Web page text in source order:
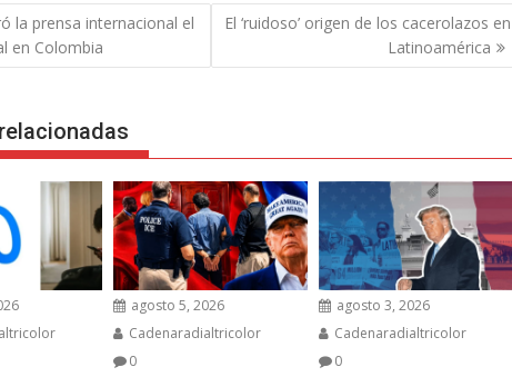
la prensa internacional el
en Colombia
El ‘ruidoso’ origen de los cacerolazos en
Latinoamérica
agosto 5, 2026
Cadenaradialtricolor
0
agosto 3, 2026
Cadenaradialtricolor
0